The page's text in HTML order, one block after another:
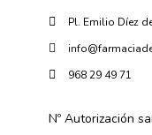
Pl. Emilio Díez
968 29 49 71
Nº Autorización